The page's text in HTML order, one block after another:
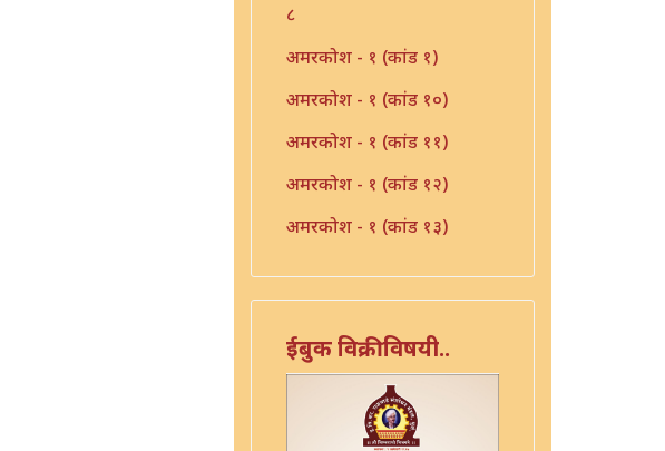
८
अमरकोश - १ (कांड १)
अमरकोश - १ (कांड १०)
अमरकोश - १ (कांड ११)
अमरकोश - १ (कांड १२)
अमरकोश - १ (कांड १३)
अमरकोश - १ (कांड ४)
अमरकोश - १ (कांड ५)
अमरकोश - १ (कांड ६)
ईबुक विक्रीविषयी..